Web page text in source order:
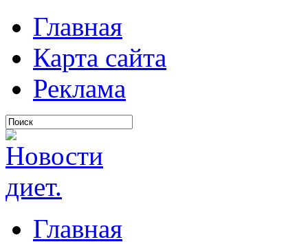
Главная
Карта сайта
Реклама
Главная